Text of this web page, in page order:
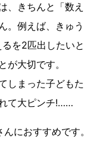
、きちんと「数え
。例えば、きゅう
を2匹出したいと
が大切です。
しまった子どもた
て大ピンチ!……
におすすめです。